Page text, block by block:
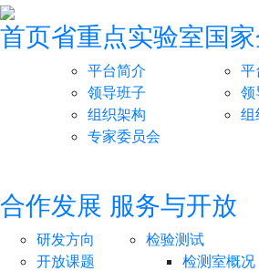
首页省重点实验室
平台简介
领导班子
组织架构
专家委员会
国
平
领
组
合作发展
研发方向
开放课题
服务与开放
检验测试
检测室概况